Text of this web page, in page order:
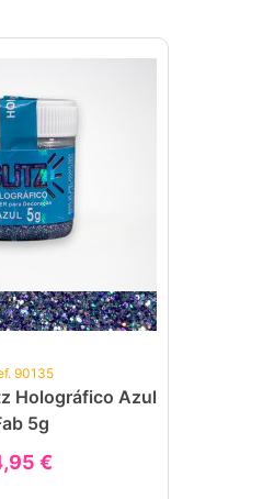
90135
Holográfico Azul
5g
€